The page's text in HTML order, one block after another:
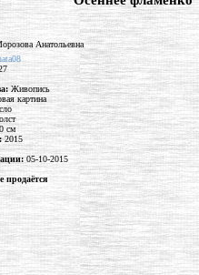
Живопись
картина
см
2015
05-10-2015
продаётся